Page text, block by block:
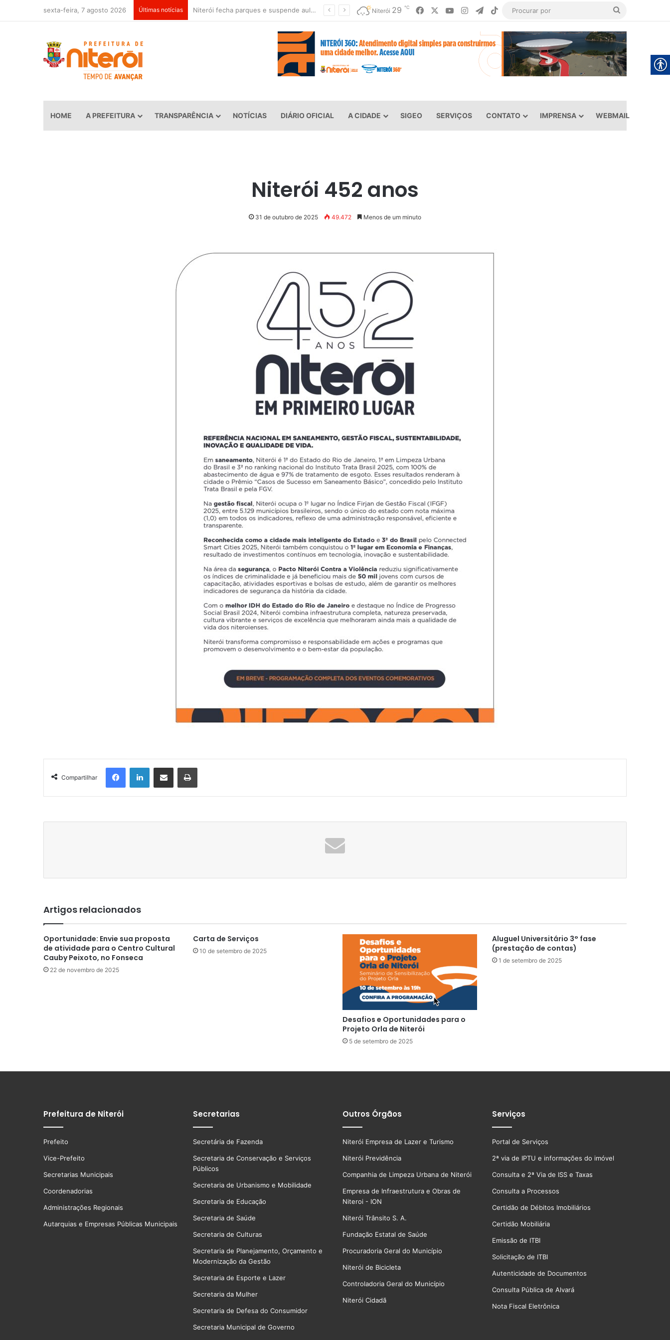
sexta-feira, 7 agosto 2026 Últimas notícias Niterói fecha parques e suspende aulas devido à previsão de ventos fortes Niterói 29 ℃ FacebookYouTubeInstagramTelegram
TikTok
HOME A PREFEITURA TRANSPARÊNCIA NOTÍCIAS DIÁRIO OFICIAL A CIDADE SIGEO SERVIÇOS CONTATO IMPRENSA WEBMAIL
Niterói 452 anos
31 de outubro de 2025 49.472 Menos de um minuto
Compartilhar
FacebookLinkedinCompartilhar via e-mail Imprimir
Artigos relacionados
Oportunidade: Envie sua proposta
de atividade para o Centro Cultural
Cauby Peixoto, no Fonseca
22 de novembro de 2025
Carta de Serviços
10 de setembro de 2025
Desafios e Oportunidades para o
Projeto Orla de Niterói
5 de setembro de 2025
Aluguel Universitário 3° fase
(prestação de contas)
1 de setembro de 2025
Prefeitura de Niterói
Prefeito
Vice-Prefeito
Secretarias Municipais
Coordenadorias
Administrações Regionais
Autarquias e Empresas Públicas Municipais
Secretarias
Secretária de Fazenda
Secretaria de Conservação e Serviços
Públicos
Secretaria de Urbanismo e Mobilidade
Secretaria de Educação
Secretaria de Saúde
Secretaria de Culturas
Secretaria de Planejamento, Orçamento e
Modernização da Gestão
Secretaria de Esporte e Lazer
Secretaria da Mulher
Secretaria de Defesa do Consumidor
Secretaria Municipal de Governo
Outros Órgãos
Niterói Empresa de Lazer e Turismo
Niterói Previdência
Companhia de Limpeza Urbana de Niterói
Empresa de Infraestrutura e Obras de
Niteroi - ION
Niterói Trânsito S. A.
Fundação Estatal de Saúde
Procuradoria Geral do Município
Niterói de Bicicleta
Controladoria Geral do Município
Niterói Cidadã
Serviços
Portal de Serviços
2ª via de IPTU e informações do imóvel
Consulta e 2ª Via de ISS e Taxas
Consulta a Processos
Certidão de Débitos Imobiliários
Certidão Mobiliária
Emissão de ITBI
Solicitação de ITBI
Autenticidade de Documentos
Consulta Pública de Alvará
Nota Fiscal Eletrônica